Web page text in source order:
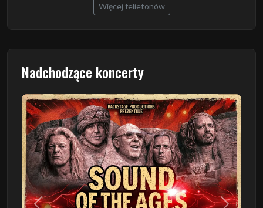
Więcej felietonów
Nadchodzące koncerty